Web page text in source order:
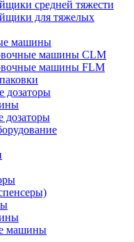
средней тяжести
для тяжелых
машины
машины CLM
машины FLM
дозаторы
дозаторы
машины